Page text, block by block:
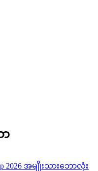
2026 အမျိုးသားဘောလုံး